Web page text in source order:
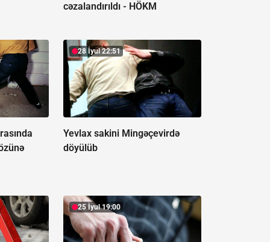
cəzalandırıldı - HÖKM
28 İyul 22:51
Yevlax sakini Mingəçevirdə
döyülüb
25 İyul 19:00